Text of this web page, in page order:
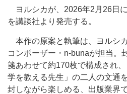
ヨルシカが、2026年2月26日に
を講談社より発売する。
本作の原案と執筆は、ヨルシ
コンポーザー・n-bunaが担当。
箋あわせて約170枚で構成され
学を教える先生」の二人の文通
封しながら楽しめる、出版業界